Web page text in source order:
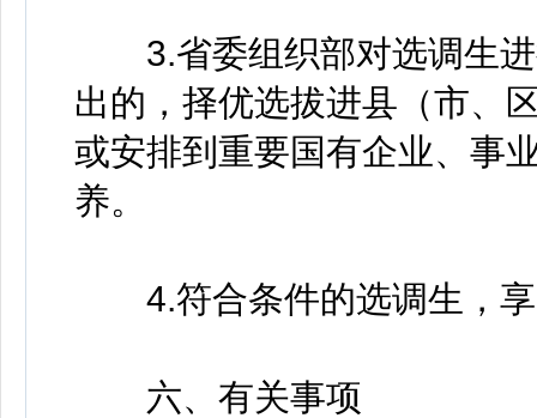
3.省委组织部对选调生进
出的，择优选拔进县（市、
或安排到重要国有企业、事
养。
4.符合条件的选调生，享
六、有关事项